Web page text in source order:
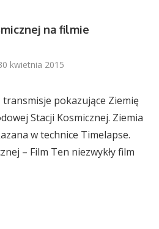
na filmie
kwietnia 2015
transmisje pokazujące Ziemię
Stacji Kosmicznej. Ziemia
w technice Timelapse.
– Film Ten niezwykły film